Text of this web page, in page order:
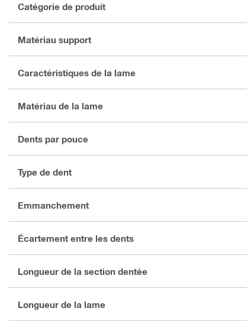
Catégorie de produit
Matériau support
Caractéristiques de la lame
Matériau de la lame
Dents par pouce
Type de dent
Emmanchement
Écartement entre les dents
Longueur de la section dentée
Longueur de la lame